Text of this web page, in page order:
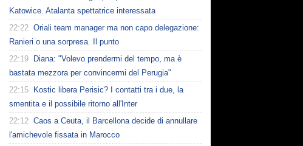
Katowice. Atalanta spettatrice interessata
22:22 Oriali team manager ma non capo delegazione:
Ranieri o una sorpresa. Il punto
22:19
Diana: "Volevo prendermi del tempo, ma è
bastata mezzora per convincermi del Perugia"
22:15
Kostic libera Perisic? I contatti tra i due, la
smentita e il possibile ritorno all'Inter
22:12 Caos a Ceuta, il Barcellona decide di annullare
l'amichevole fissata in Marocco